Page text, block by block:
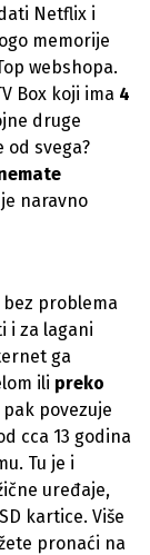
Netflix i
memorije
webshopa.
Box koji ima 4
druge
svega?
naravno
problema
i za lagani
ga
ili preko
pak povezuje
cca 13 godina
Tu je i
uređaje,
kartice. Više
pronaći na